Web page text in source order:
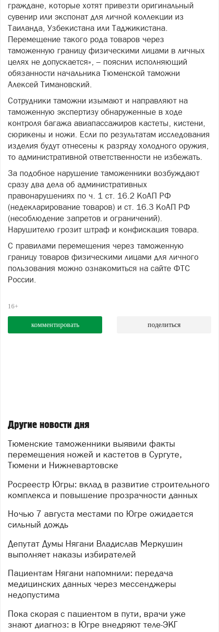
граждане, которые хотят привезти оригинальный
сувенир или экспонат для личной коллекции из
Таиланда, Узбекистана или Таджикистана.
Перемещение такого рода товаров через
таможенную границу физическими лицами в личных
целях не допускается», – пояснил исполняющий
обязанности начальника Тюменской таможни
Алексей Тимановский.
Сотрудники таможни изымают и направляют на
таможенную экспертизу обнаруженные в ходе
контроля багажа авиапассажиров кастеты, кистени,
сюрикены и ножи. Если по результатам исследования
изделия будут отнесены к разряду холодного оружия,
то административной ответственности не избежать.
За подобное нарушение таможенники возбуждают
сразу два дела об административных
правонарушениях по ч. 1 ст. 16.2 КоАП РФ
(недекларирование товаров) и ст. 16.3 КоАП РФ
(несоблюдение запретов и ограничений).
Нарушителю грозит штраф и конфискация товара.
С правилами перемещения через таможенную
границу товаров физическими лицами для личного
пользования можно ознакомиться на сайте ФТС
России.
16+
комментировать поделиться
Другие новости дня
Тюменские таможенники выявили факты
перемещения ножей и кастетов в Сургуте,
Тюмени и Нижневартовске
Росреестр Югры: вклад в развитие строительного
комплекса и повышение прозрачности данных
Ночью 7 августа местами по Югре ожидается
сильный дождь
Депутат Думы Нягани Владислав Меркушин
выполняет наказы избирателей
Пациентам Нягани напомнили: передача
медицинских данных через мессенджеры
недопустима
Пока скорая с пациентом в пути, врачи уже
знают диагноз: в Югре внедряют теле-ЭКГ